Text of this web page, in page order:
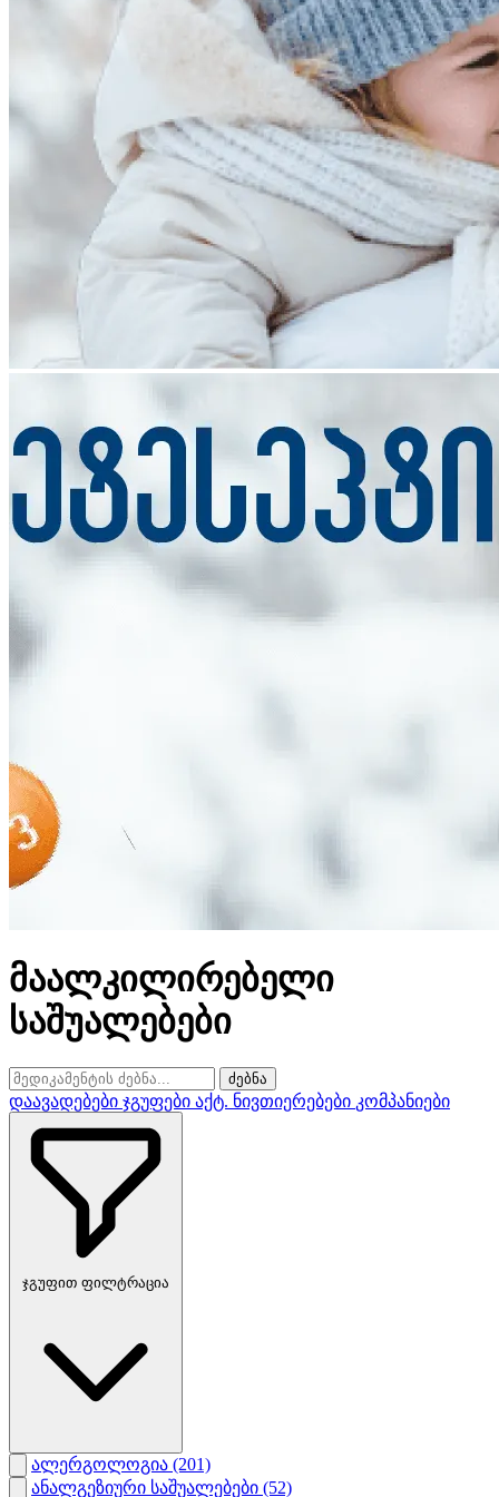
მაალკილირებელი
საშუალებები
ძებნა
დაავადებები ჯგუფები აქტ. ნივთიერებები კომპანიები
ჯგუფით ფილტრაცია
ალერგოლოგია (201)
ანალგეზიური საშუალებები (52)